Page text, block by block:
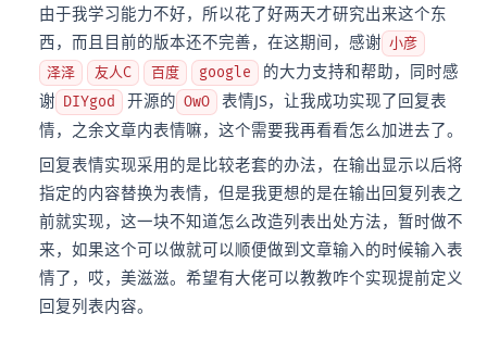
由于我学习能力不好，所以花了好两天才研究出来这个东
西，而且目前的版本还不完善，在这期间，感谢 小彦
泽泽
友人C 百度 google
的大力支持和帮助，同时感
谢
DIYgod 开源的 OwO 表情JS，让我成功实现了回复表
情，之余文章内表情嘛，这个需要我再看看怎么加进去了。
回复表情实现采用的是比较老套的办法，在输出显示以后将
指定的内容替换为表情，但是我更想的是在输出回复列表之
前就实现，这一块不知道怎么改造列表出处方法，暂时做不
来，如果这个可以做就可以顺便做到文章输入的时候输入表
情了，哎，美滋滋。希望有大佬可以教教咋个实现提前定义
回复列表内容。